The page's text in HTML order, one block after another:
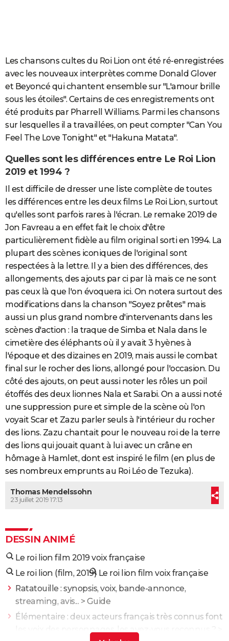
Les chansons cultes du Roi Lion ont été ré-enregistrées
avec les nouveaux interprètes comme Donald Glover
et Beyoncé qui chantent ensemble sur "L'amour brille
sous les étoiles". Certains de ces enregistrements ont
été produits par Pharrell Williams. Parmi les chansons
sur lesquelles il a travaillées, on peut compter "Can You
Feel The Love Tonight" et "Hakuna Matata".
Quelles sont les différences entre Le Roi Lion
2019 et 1994 ?
Il est difficile de dresser une liste complète de toutes
les différences entre les deux films Le Roi Lion, surtout
qu'elles sont parfois rares à l'écran. Le remake 2019 de
Jon Favreau a en effet fait le choix d'être
particulièrement fidèle au film original sorti en 1994. La
plupart des scènes iconiques de l'original sont
respectées à la lettre. Il y a bien des différences, des
allongements, des ajouts par ci par là mais ce ne sont
pas ceux là que l'on évoquera ici. On notera surtout des
modifications dans la chanson "Soyez prêtes" mais
aussi un plus grand nombre d'intervenants dans les
scènes d'action : la traque de Simba et Nala dans le
cimetière des éléphants où il y avait 3 hyènes à
l'époque et des dizaines en 2019, mais aussi le combat
final sur le rocher des lions, allongé pour l'occasion. Du
côté des ajouts, on peut aussi noter les rôles un poil
étoffés des deux lionnes Nala et Sarabi. On a aussi noté
une suppression pure et simple de la scène où l'on
voyait Scar et Zazu parler seuls à l'intérieur du rocher
des lions. Zazu chantait pour le nouveau roi de la terre
des lions qui jouait quant à lui avec un crâne en
hômage à Hamlet, dont est inspiré le film (en plus de
ses nombreux emprunts au Roi Léo de Tezuka).
Thomas Mendelssohn
23 juillet 2019 17:13
DESSIN ANIMÉ
Le roi lion film 2019 voix française
Le roi lion (film, 2019) Le roi lion film voix française
Ratatouille : synopsis, voix, bande-annonce,
streaming, avis... > Guide
Élémentaire : deux acteurs français très connus font